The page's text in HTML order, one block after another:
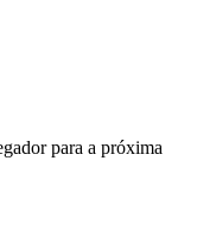
para a próxima